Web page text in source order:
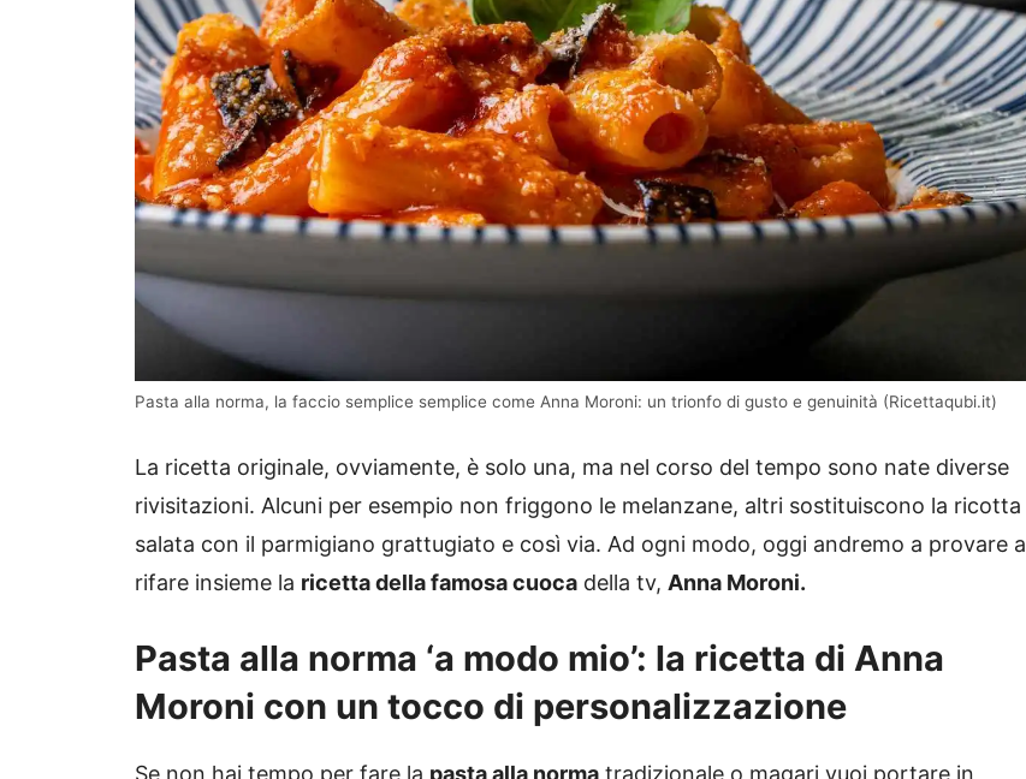
Pasta alla norma, la faccio semplice semplice come Anna Moroni: un trionfo di gusto e genuinità (Ricettaqubi.it)
La ricetta originale, ovviamente, è solo una, ma nel corso del tempo sono nate diverse
rivisitazioni. Alcuni per esempio non friggono le melanzane, altri sostituiscono la ricotta
salata con il parmigiano grattugiato e così via. Ad ogni modo, oggi andremo a provare a
rifare insieme la ricetta della famosa cuoca della tv, Anna Moroni.
Pasta alla norma ‘a modo mio’: la ricetta di Anna
Moroni con un tocco di personalizzazione
Se non hai tempo per fare la pasta alla norma tradizionale o magari vuoi portare in